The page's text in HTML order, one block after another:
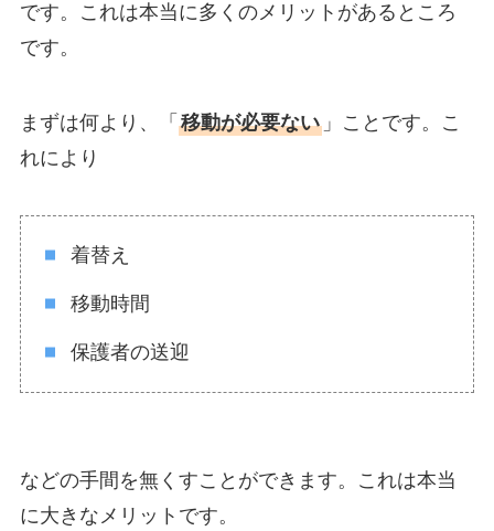
です。これは本当に多くのメリットがあるところ
です。
まずは何より、「 移動が必要ない」ことです。こ
れにより
着替え
移動時間
保護者の送迎
などの手間を無くすことができます。これは本当
に大きなメリットです。